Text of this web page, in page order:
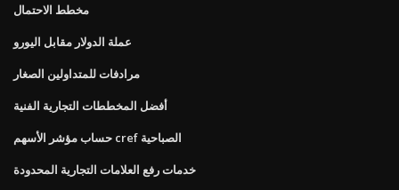
مخطط الاحتمال
عملة الدولار مقابل اليورو
مرادفات للمتداولين الصغار
أفضل المخططات التجارية الفنية
حساب مؤشر الأسهم cref الصباحية
خدمات رفع العلامات التجارية المحدودة